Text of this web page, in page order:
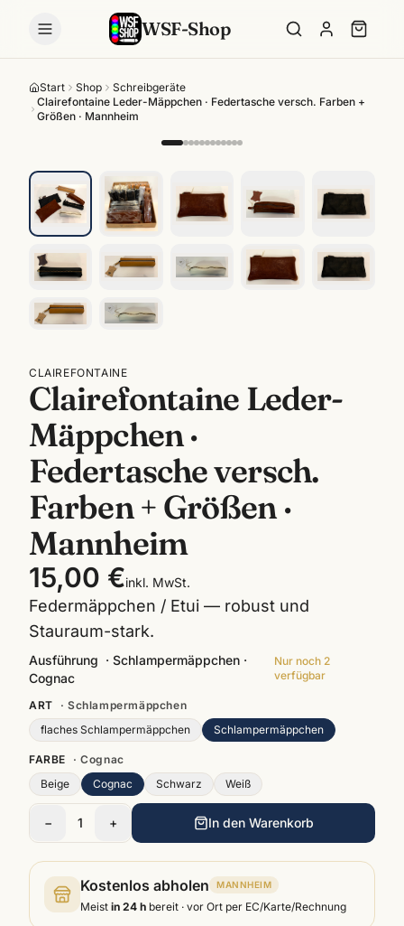
WSF-Shop
Start Shop
Schreibgeräte
Clairefontaine Leder-Mäppchen · Federtasche versch. Farben +
Größen · Mannheim
CLAIREFONTAINE
Clairefontaine Leder-
Mäppchen ·
Federtasche versch.
Farben + Größen ·
Mannheim
15,00 €inkl. MwSt.
Federmäppchen / Etui — robust und
Stauraum-stark.
Ausführung · Schlampermäppchen ·
Cognac
Nur noch 2
verfügbar
ART ·Schlampermäppchen
flaches Schlampermäppchen
Schlampermäppchen
FARBE ·Cognac
Beige
Cognac Schwarz Weiß
− 1 + In den Warenkorb
Kostenlos abholen MANNHEIM
Meist in 24 h bereit · vor Ort per EC/Karte/Rechnung